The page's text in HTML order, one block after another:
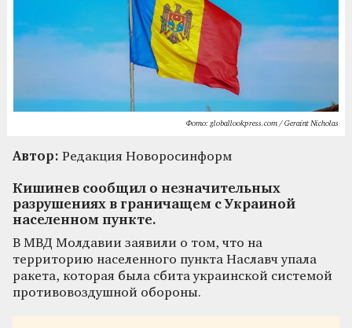
Фото: globallookpress.com / Geraint Nicholas
Автор: Редакция Новоросинформ
Кишинев сообщил о незначительных
разрушениях в граничащем с Украиной
населенном пункте.
В МВД Молдавии заявили о том, что на
территорию населенного пункта Наславч упала
ракета, которая была сбита украинской системой
противовоздушной обороны.